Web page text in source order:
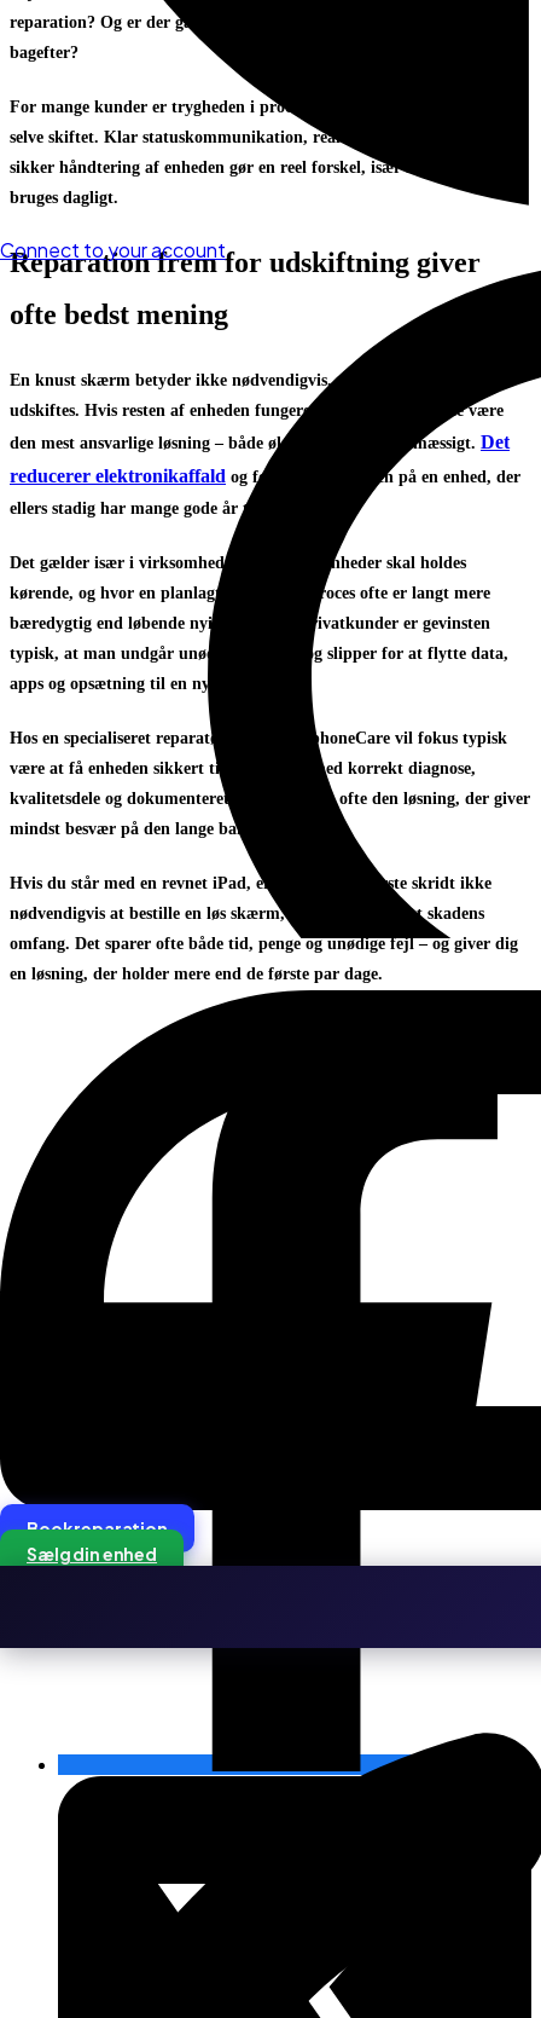
Connect to your account
Book reparation
Sælg din enhed
reparation? Og er der garanti, hvis noget ikke fungerer som forventet
bagefter?
For mange kunder er trygheden i processen mindst lige så vigtig som
selve skiftet. Klar statuskommunikation, realistisk tidshorisont og
sikker håndtering af enheden gør en reel forskel, især hvis iPad’en
bruges dagligt.
Reparation frem for udskiftning giver
ofte bedst mening
En knust skærm betyder ikke nødvendigvis, at hele iPad’en bør
udskiftes. Hvis resten af enheden fungerer, vil skærmskift ofte være
den mest ansvarlige løsning – både økonomisk og miljømæssigt. Det
reducerer elektronikaffald og forlænger levetiden på en enhed, der
ellers stadig har mange gode år tilbage.
Det gælder især i virksomheder, hvor flere enheder skal holdes
kørende, og hvor en planlagt reparationsproces ofte er langt mere
bæredygtig end løbende nyindkøb. For privatkunder er gevinsten
typisk, at man undgår unødige udgifter og slipper for at flytte data,
apps og opsætning til en ny enhed.
Hos en specialiseret reparatør som SmartphoneCare vil fokus typisk
være at få enheden sikkert tilbage i drift med korrekt diagnose,
kvalitetsdele og dokumenteret proces. Det er ofte den løsning, der giver
mindst besvær på den lange bane.
Hvis du står med en revnet iPad, er det klogeste første skridt ikke
nødvendigvis at bestille en løs skærm, men at få afklaret skadens
omfang. Det sparer ofte både tid, penge og unødige fejl – og giver dig
en løsning, der holder mere end de første par dage.